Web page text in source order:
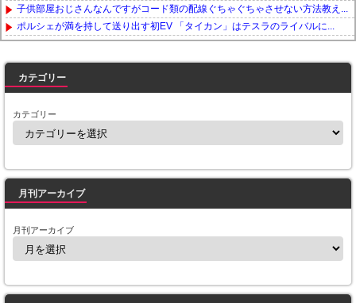
子供部屋おじさんなんですがコード類の配線ぐちゃぐちゃさせない方法教え...
ポルシェが満を持して送り出す初EV 「タイカン」はテスラのライバルに...
カテゴリー
カテゴリー
月刊アーカイブ
月刊アーカイブ